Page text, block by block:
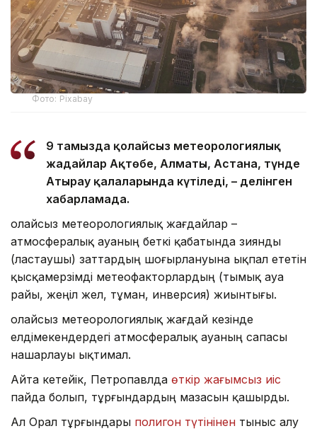
Фото: Pixabay
9 тамызда қолайсыз метеорологиялық
жағдайлар Ақтөбе, Алматы, Астана, түнде
Атырау қалаларында күтіледі, – делінген
хабарламада.
Қолайсыз метеорологиялық жағдайлар –
атмосфералық ауаның беткі қабатында зиянды
(ластаушы) заттардың шоғырлануына ықпал ететін
қысқамерзімді метеофакторлардың (тымық ауа
райы, жеңіл жел, тұман, инверсия) жиынтығы.
Қолайсыз метеорологиялық жағдай кезінде
елдімекендердегі атмосфералық ауаның сапасы
нашарлауы ықтимал.
Айта кетейік, Петропавлда өткір жағымсыз иіс
пайда болып, тұрғындардың мазасын қашырды.
Ал Орал тұрғындары полигон түтінінен тыныс алу